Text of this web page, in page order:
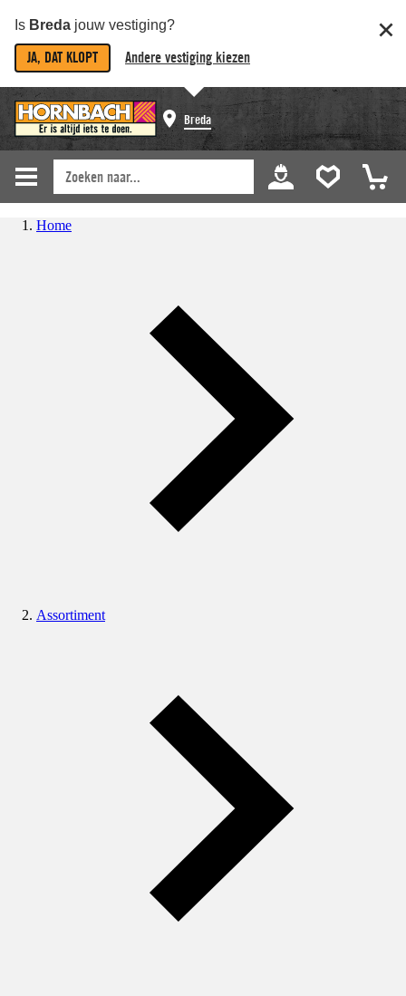
Is Breda jouw vestiging?
JA, DAT KLOPT Andere vestiging kiezen
Breda
Home
Assortiment